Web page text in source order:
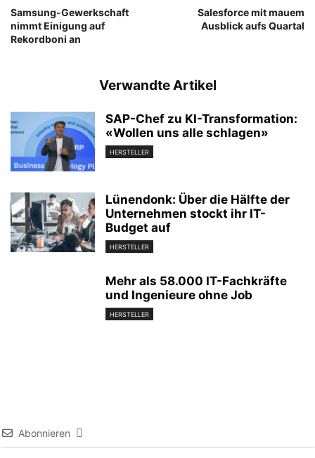
Samsung-Gewerkschaft
nimmt Einigung auf
Rekordboni an
Salesforce mit mauem
Ausblick aufs Quartal
Verwandte Artikel
SAP-Chef zu KI-Transformation:
«Wollen uns alle schlagen»
HERSTELLER
Lünendonk: Über die Hälfte der
Unternehmen stockt ihr IT-
Budget auf
HERSTELLER
Mehr als 58.000 IT-Fachkräfte
und Ingenieure ohne Job
HERSTELLER
Abonnieren